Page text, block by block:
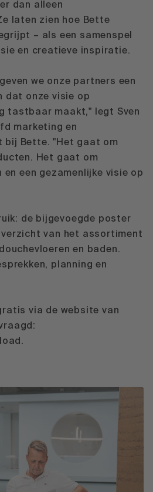
dan alleen
laten zien hoe Bette
– als een samenspel
en creatieve inspiratie.
we onze partners een
dat onze visie op
tastbaar maakt," legt Sven
marketing en
bij Bette. "Het gaat om
Het gaat om
een gezamenlijke visie op
de bijgevoegde poster
van het assortiment
en baden.
planning en
via de website van